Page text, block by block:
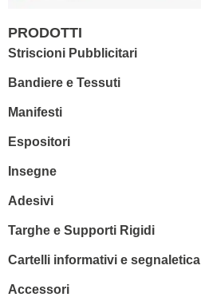
PRODOTTI
Striscioni Pubblicitari
Bandiere e Tessuti
Manifesti
Espositori
Insegne
Adesivi
Targhe e Supporti Rigidi
Cartelli informativi e segnaletica
Accessori